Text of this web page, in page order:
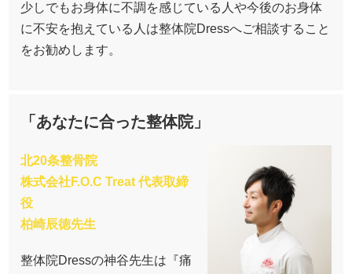
少しでもお身体に不調を感じている人や今後のお身体
に不安を抱えている人は整体院Dressへご相談すること
をお勧めします。
「あなたに合った整体院」
北20条整骨院
株式会社F.O.C Treat 代表取締
役
柏崎辰徳先生
整体院Dressの神谷先生は『痛